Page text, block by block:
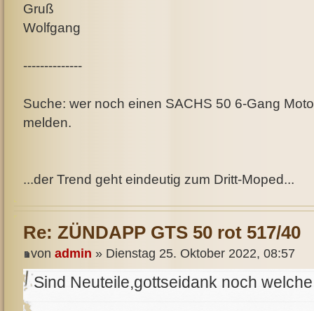
Gruß
Wolfgang
--------------
Suche: wer noch einen SACHS 50 6-Gang
melden.
...der Trend geht eindeutig zum Dritt-Moped...
Re: ZÜNDAPP GTS 50 rot 517/40
von admin » Dienstag 25. Oktober 2022, 08:57
Sind Neuteile,gottseidank noch